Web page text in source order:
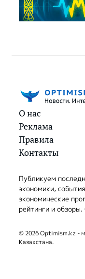
О нас
Реклама
Правила
Контакты
Публикуем
экономики,
экономические
рейтинги и
© 2026 Optimism.kz -
Казахстана.